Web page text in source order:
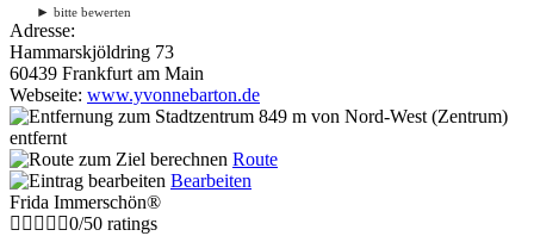
► bitte bewerten
Adresse:
Hammarskjöldring 73
60439 Frankfurt am Main
Webseite: www.yvonnebarton.de
849 m von Nord-West (Zentrum)
entfernt
Route
Bearbeiten
Frida Immerschön®
0/50 ratings